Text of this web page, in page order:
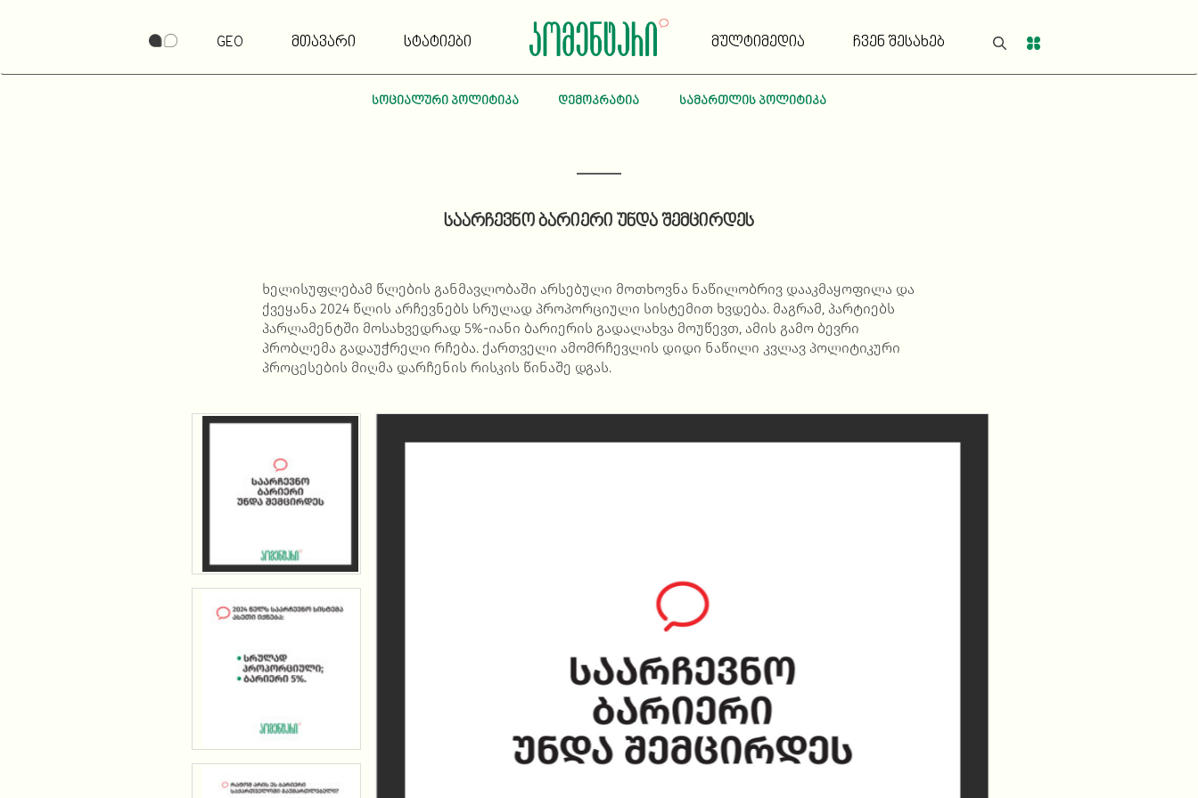
GEO მთავარი სტატიები მულტიმედია ჩვენ შესახებ
სოციალური პოლიტიკა დემოკრატია სამართლის პოლიტიკა
საარჩევნო ბარიერი უნდა შემცირდეს
ხელისუფლებამ წლების განმავლობაში არსებული მოთხოვნა ნაწილობრივ დააკმაყოფილა და
ქვეყანა 2024 წლის არჩევნებს სრულად პროპორციული სისტემით ხვდება. მაგრამ, პარტიებს
პარლამენტში მოსახვედრად 5%-იანი ბარიერის გადალახვა მოუწევთ, ამის გამო ბევრი
პრობლემა გადაუჭრელი რჩება. ქართველი ამომრჩევლის დიდი ნაწილი კვლავ პოლიტიკური
პროცესების მიღმა დარჩენის რისკის წინაშე დგას.